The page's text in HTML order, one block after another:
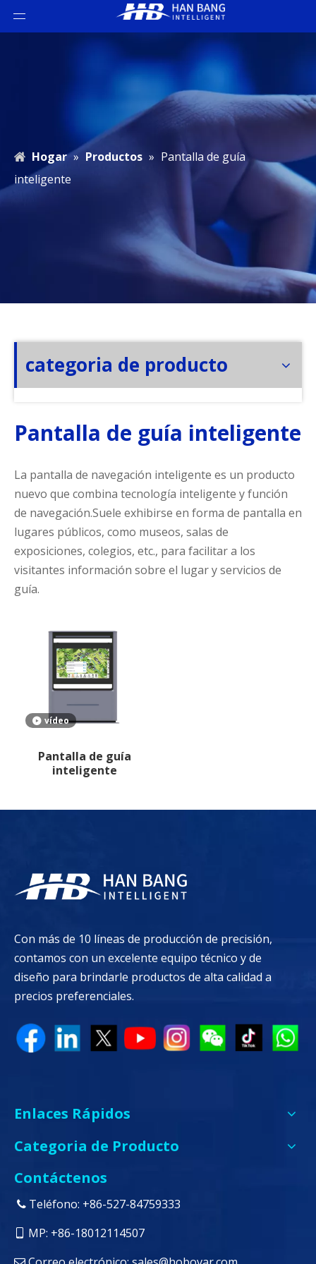
Hogar » Productos » Pantalla de guía
inteligente
categoria de producto
Pantalla de guía inteligente
La pantalla de navegación inteligente es un producto
nuevo que combina tecnología inteligente y función
de navegación.Suele exhibirse en forma de pantalla en
lugares públicos, como museos, salas de
exposiciones, colegios, etc., para facilitar a los
visitantes información sobre el lugar y servicios de
guía.
vídeo
Pantalla de guía
inteligente
Con más de 10 líneas de producción de precisión,
contamos con un excelente equipo técnico y de
diseño para brindarle productos de alta calidad a
precios preferenciales.
Enlaces Rápidos
Categoria de Producto
Contáctenos
 Teléfono: +86-527-84759333
MP: +86-18012114507
